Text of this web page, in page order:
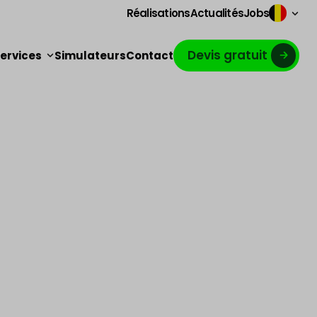
RéalisationsActualitésJobs
SimulateursContact Devis gratuit